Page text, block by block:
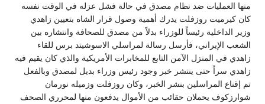
منها العمليات ضد نظام مصدق في حالة فشل عزله في الوقت نفسه
كان كيرميت روزفلت يدرك أهمية وصول قرار الشاه بتعيين زاهدي
وزير الداخلية رئيساً للوزراء بدلاً من مصدق للصحافة وانتشاره بين
الشعب الإيراني، فأرسل رسالة لمراسلي الاسوشيتد برس للقاء
زاهدي في المنزل الآمن التابع للمخابرات الأمريكية والذي كان يقيم فيه
زاهدي سراً حتى ينتشر خبر وجود رئيس وزراء بديل لمصدق وبالفعل
تم إقناع المراسلين بنشر الخبر، وكان روزفلت وزميله نورمان
شوارزكوف يحملان حقائب من الأموال يدفعون منها لمحرري الصحف